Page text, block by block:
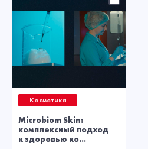
Косметика
Microbiom Skin:
комплексный подход
к здоровью ко...